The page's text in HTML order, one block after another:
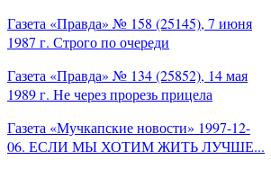
Газета «Правда» № 158 (25145), 7 июня
1987 г. Строго по очереди
Газета «Правда» № 134 (25852), 14 мая
1989 г. Не через прорезь прицела
Газета «Мучкапские новости» 1997-12-
06. ЕСЛИ МЫ ХОТИМ ЖИТЬ ЛУЧШЕ...